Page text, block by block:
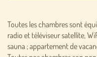
Toutes les chambres sont
radio et téléviseur satellite,
sauna ; appartement de